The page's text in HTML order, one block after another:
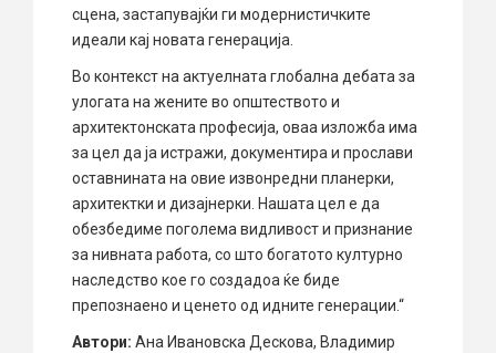
сцена, застапувајќи ги модернистичките
идеали кај новата генерација.
Во контекст на актуелната глобална дебата за
улогата на жените во општеството и
архитектонската професија, оваа изложба има
за цел да ја истражи, документира и прослави
оставнината на овие извонредни планерки,
архитектки и дизајнерки. Нашата цел е да
обезбедиме поголема видливост и признание
за нивната работа, со што богатото културно
наследство кое го создадоа ќе биде
препознаено и ценето од идните генерации.“
Автори: Ана Ивановска Дескова, Владимир